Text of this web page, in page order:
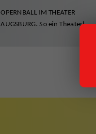
OPERNBALL IM THEATER
AUGSBURG. So ein Theater!